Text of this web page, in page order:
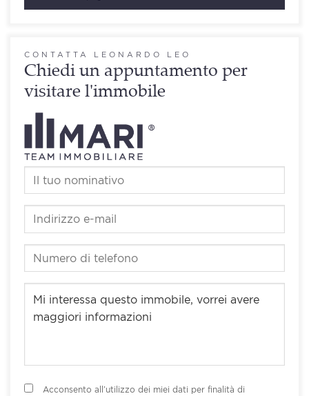
CONTATTA LEONARDO LEO
Chiedi un appuntamento per
visitare l'immobile
Acconsento all’utilizzo dei miei dati per finalità di